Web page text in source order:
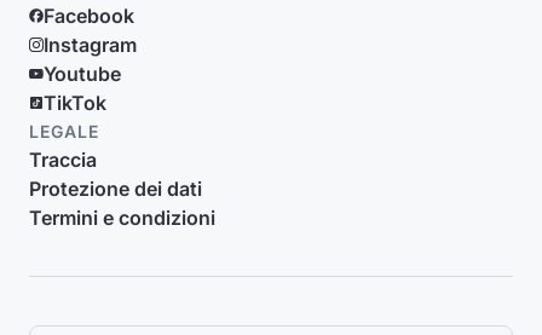
Facebook
Instagram
Youtube
TikTok
LEGALE
Traccia
Protezione dei dati
Termini e condizioni